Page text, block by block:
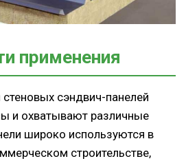
применения
сэндвич-панелей
и охватывают различные
широко используются в
строительстве,